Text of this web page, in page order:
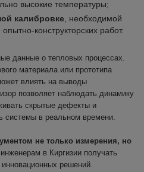
высокие температуры;
калибровке , необходимой
конструкторских работ.
данные о тепловых процессах.
материала или прототипа
влиять на выводы
позволяет наблюдать динамику
скрытые дефекты и
системы в реальном времени.
не только измерения, но
в Киргизии получать
решений.